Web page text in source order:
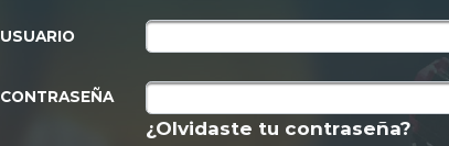
USUARIO
CONTRASEÑA
¿Olvidaste tu contraseña?